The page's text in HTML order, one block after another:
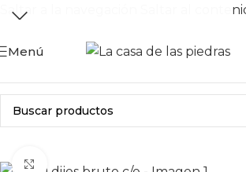
Saltar a la navegación Saltar al
Menú
Haga clic para ampliar